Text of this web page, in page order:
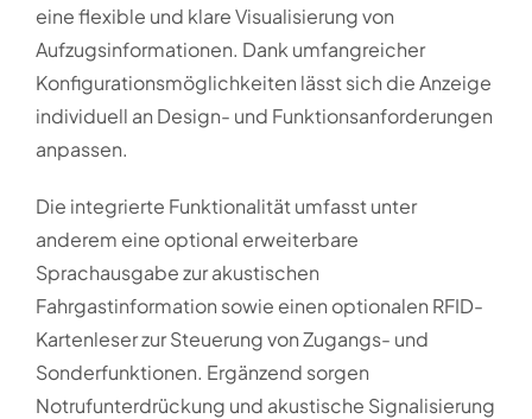
eine flexible und klare Visualisierung von
Aufzugsinformationen. Dank umfangreicher
Konfigurationsmöglichkeiten lässt sich die Anzeige
individuell an Design- und Funktionsanforderungen
anpassen.
Die integrierte Funktionalität umfasst unter
anderem eine optional erweiterbare
Sprachausgabe zur akustischen
Fahrgastinformation sowie einen optionalen RFID-
Kartenleser zur Steuerung von Zugangs- und
Sonderfunktionen. Ergänzend sorgen
Notrufunterdrückung und akustische Signalisierung